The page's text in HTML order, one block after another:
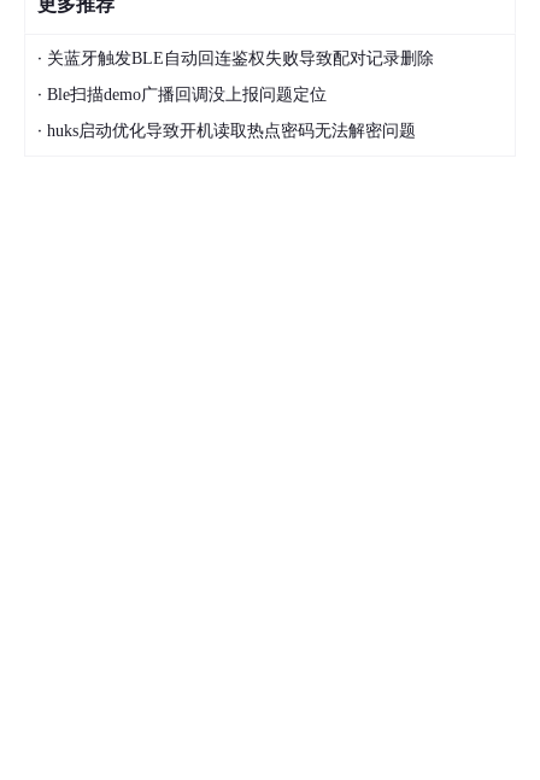
· 关蓝牙触发BLE自动回连鉴权失败导致配对记录删除
· Ble扫描demo广播回调没上报问题定位
· huks启动优化导致开机读取热点密码无法解密问题